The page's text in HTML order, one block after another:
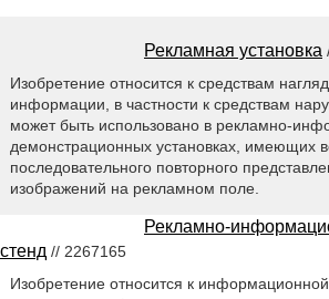
Рекламная установка
Изобретение относится к средствам
информации, в частности к средствам
может быть использовано в рекламно-
демонстрационных установках, имеющих
последовательного повторного
изображений на рекламном поле.
Рекламно-
стенд // 2267165
Изобретение относится к